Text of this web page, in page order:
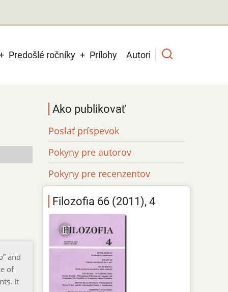
Predošlé ročníky Prílohy Autori
and
of
It
Ako publikovať
Poslať príspevok
Pokyny pre autorov
Pokyny pre recenzentov
Filozofia 66 (2011), 4